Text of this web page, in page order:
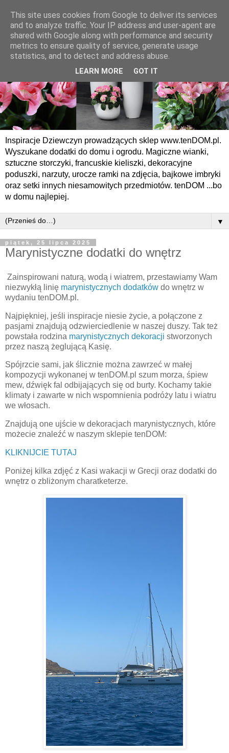
Inspiracje Dziewczyn prowadzących sklep www.tenDOM.pl.
Wyszukane dodatki do domu i ogrodu. Magiczne wianki,
sztuczne storczyki, francuskie kieliszki, dekoracyjne
poduszki, narzuty, urocze ramki na zdjęcia, bajkowe imbryki
oraz setki innych niesamowitych przedmiotów. tenDOM ...bo
w domu najlepiej.
▼
piątek, 25 lipca 2025
Marynistyczne dodatki do wnętrz
Zainspirowani naturą, wodą i wiatrem, przestawiamy Wam
niezwykłą linię marynistycznych dodatków do wnętrz w
wydaniu tenDOM.pl.
Najpiękniej, jeśli inspiracje niesie życie, a połączone z
pasjami znajdują odzwierciedlenie w naszej duszy. Tak też
powstała rodzina marynistycznych dekoracji stworzonych
przez naszą żeglującą Kasię.
Spójrzcie sami, jak ślicznie można zawrzeć w małej
kompozycji wykonanej w tenDOM.pl szum morza, śpiew
mew, dźwięk fal odbijających się od burty. Kochamy takie
klimaty i zawarte w nich wspomnienia podróży latu i wiatru
we włosach.
Znajdują one ujście w dekoracjach marynistycznych, które
możecie znaleźć w naszym sklepie tenDOM:
KLIKNIJCIE TUTAJ
Poniżej kilka zdjęć z Kasi wakacji w Grecji oraz dodatki do
wnętrz o zbliżonym charatketerze.
This site uses cookies from Google to deliver its services
and to analyze traffic. Your IP address and user-agent are
shared with Google along with performance and security
metrics to ensure quality of service, generate usage
statistics, and to detect and address abuse.
LEARN MORE GOT IT